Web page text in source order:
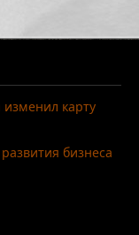
карту
бизнеса